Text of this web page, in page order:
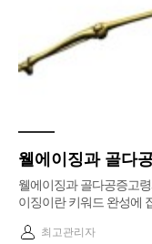
웰에이징과 골다
웰에이징과 골다공증고
이징이란 키워드 완성에
최고관리자